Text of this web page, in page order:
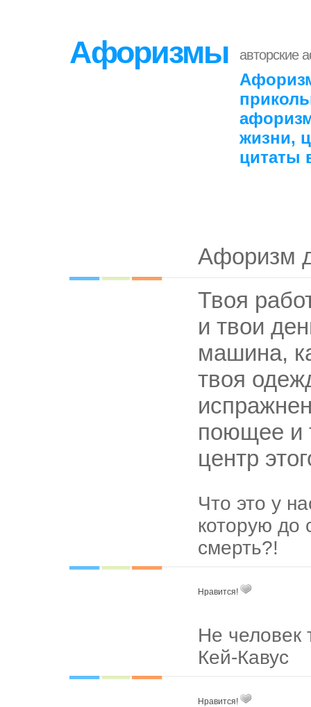
Афоризмы авторские
жизни,
цитаты
Афоризм
Твоя
и твои
машина,
твоя
поющее и
центр
Что это у
которую до
смерть?!
Нравится!
Не человек
Кей-Кавус
Нравится!